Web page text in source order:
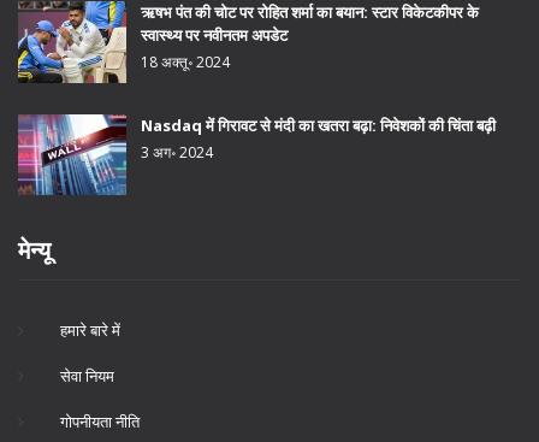
ऋषभ पंत की चोट पर रोहित शर्मा का बयान: स्टार विकेटकीपर के
स्वास्थ्य पर नवीनतम अपडेट
18 अक्तू॰ 2024
Nasdaq में गिरावट से मंदी का खतरा बढ़ा: निवेशकों की चिंता बढ़ी
3 अग॰ 2024
मेन्यू
हमारे बारे में
सेवा नियम
गोपनीयता नीति